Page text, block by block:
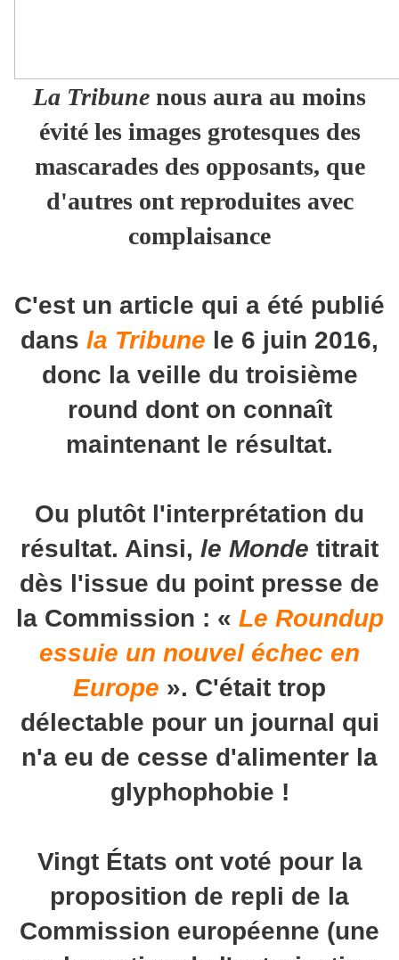
La Tribune nous aura au moins
évité les images grotesques des
mascarades des opposants, que
d'autres ont reproduites avec
complaisance
C'est un article qui a été publié
dans la Tribune le 6 juin 2016,
donc la veille du troisième
round dont on connaît
maintenant le résultat.
Ou plutôt l'interprétation du
résultat. Ainsi, le Monde titrait
dès l'issue du point presse de
la Commission : « Le Roundup
essuie un nouvel échec en
Europe ». C'était trop
délectable pour un journal qui
n'a eu de cesse d'alimenter la
glyphophobie !
Vingt États ont voté pour la
proposition de repli de la
Commission européenne (une